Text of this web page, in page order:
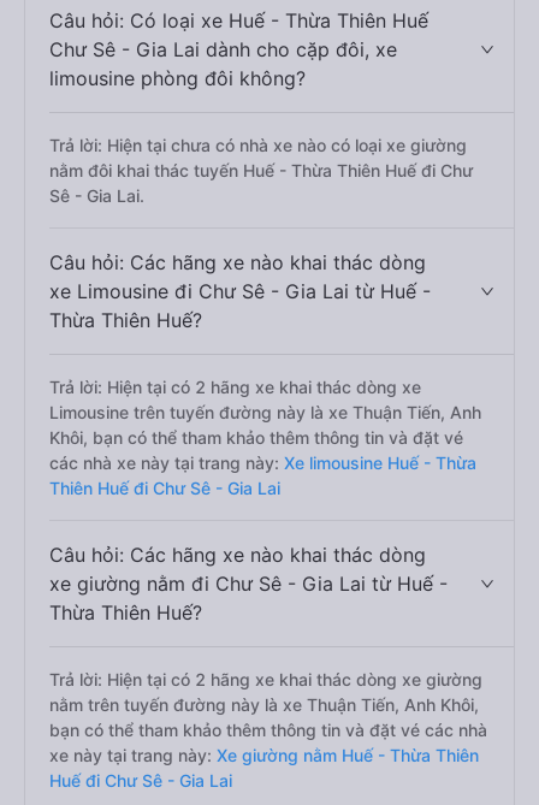
Câu hỏi: Có loại xe Huế - Thừa Thiên Huế
Chư Sê - Gia Lai dành cho cặp đôi, xe
limousine phòng đôi không?
Trả lời: Hiện tại chưa có nhà xe nào có loại xe giường
nằm đôi khai thác tuyến Huế - Thừa Thiên Huế đi Chư
Sê - Gia Lai.
Câu hỏi: Các hãng xe nào khai thác dòng
xe Limousine đi Chư Sê - Gia Lai từ Huế -
Thừa Thiên Huế?
Trả lời: Hiện tại có 2 hãng xe khai thác dòng xe
Limousine trên tuyến đường này là xe Thuận Tiến, Anh
Khôi, bạn có thể tham khảo thêm thông tin và đặt vé
các nhà xe này tại trang này: Xe limousine Huế - Thừa
Thiên Huế đi Chư Sê - Gia Lai
Câu hỏi: Các hãng xe nào khai thác dòng
xe giường nằm đi Chư Sê - Gia Lai từ Huế -
Thừa Thiên Huế?
Trả lời: Hiện tại có 2 hãng xe khai thác dòng xe giường
nằm trên tuyến đường này là xe Thuận Tiến, Anh Khôi,
bạn có thể tham khảo thêm thông tin và đặt vé các nhà
xe này tại trang này: Xe giường nằm Huế - Thừa Thiên
Huế đi Chư Sê - Gia Lai